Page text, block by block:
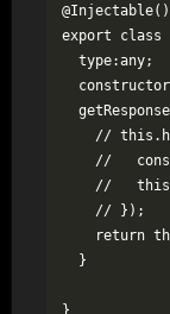
@Injectable()
export class
  type:any;
//
//
//
    // });
return
  }